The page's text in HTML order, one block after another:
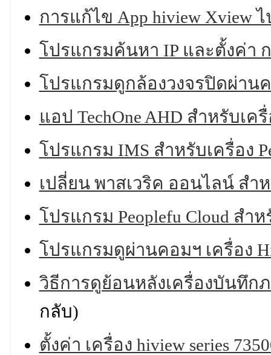
การแก้ไข App hiview Xview
โปรแกรมค้นหา IP และตั้งค่า
โปรแกรมดูกล้องวงจรปิดผ่าน
แอป TechOne AHD สำหรับเครื่
โปรแกรม IMS สำหรับเครื่อง
เปลี่ยน พาสเวริค ออนไลน์ สำห
โปรแกรม Peoplefu Cloud สำห
โปรแกรมดูผ่านคอมฯ เครื่อง
วิธีการดูย้อนหลังเครื่องบันทึกภ
กลับ)
ตั้งค่า เครื่อง hiview series